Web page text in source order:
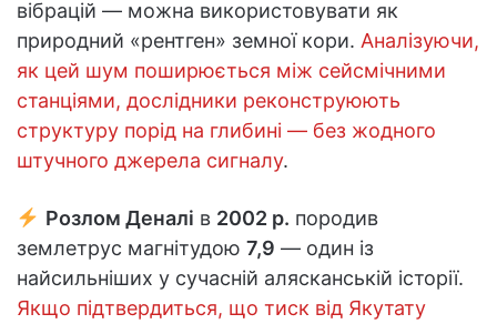
вібрацій — можна використовувати як
природний «рентген» земної кори. Аналізуючи,
як цей шум поширюється між сейсмічними
станціями, дослідники реконструюють
структуру порід на глибині — без жодного
штучного джерела сигналу.
Розлом Деналі в 2002 р. породив
землетрус магнітудою 7,9 — один із
найсильніших у сучасній алясканській історії.
Якщо підтвердиться, що тиск від Якутату